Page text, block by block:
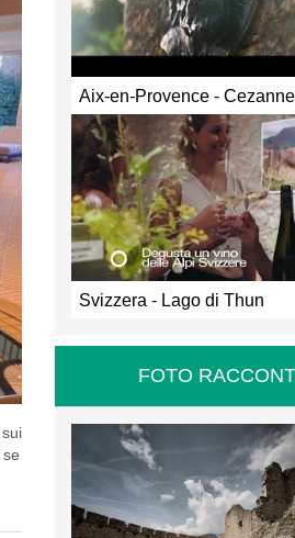
Aix-en-Provence -
Svizzera - Lago di Thun
FOTO